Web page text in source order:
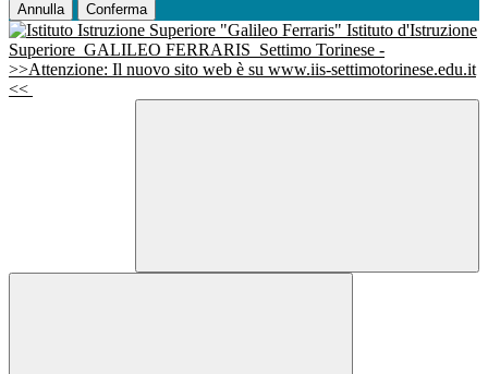
Annulla Conferma
Istituto d'Istruzione
Superiore GALILEO FERRARIS Settimo Torinese -
>>Attenzione: Il nuovo sito web è su www.iis-settimotorinese.edu.it
<<